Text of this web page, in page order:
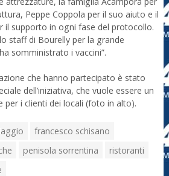
Peppe Coppola per il suo aiuto e il
il supporto in ogni fase del protocollo.
staff di Bourelly per la grande
somministrato i vaccini”.
che hanno partecipato è stato
dell’iniziativa, che vuole essere un
per i clienti dei locali (foto in alto).
francesco schisano
penisola sorrentina
ristoranti